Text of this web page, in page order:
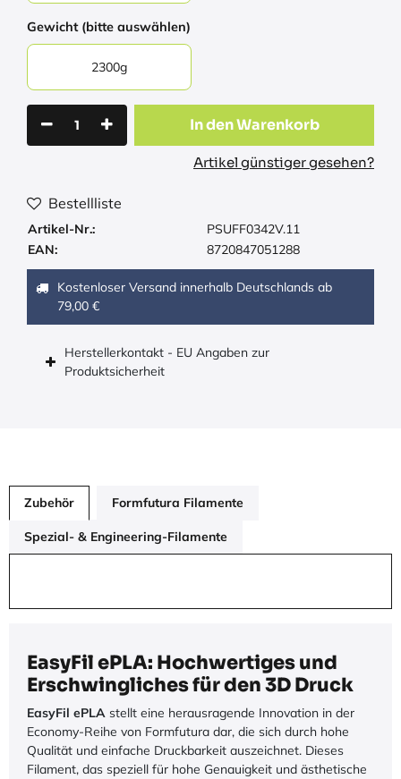
Gewicht (bitte auswählen)
2300g
In den Warenkorb
Artikel günstiger gesehen?
Bestellliste
Artikel-Nr.:
PSUFF0342V.11
EAN:
8720847051288
Kostenloser Versand innerhalb Deutschlands ab
79,00 €
Herstellerkontakt - EU Angaben zur
Produktsicherheit
Zubehör Formfutura Filamente
Spezial- & Engineering-Filamente
EasyFil ePLA: Hochwertiges und
Erschwingliches für den 3D Druck
EasyFil ePLA stellt eine herausragende Innovation in der
Economy-Reihe von Formfutura dar, die sich durch hohe
Qualität und einfache Druckbarkeit auszeichnet. Dieses
Filament, das speziell für hohe Genauigkeit und ästhetische